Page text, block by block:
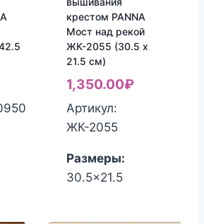
крестом PANNA
Мост над рекой
ЖК-2055 (30.5 x
21.5 см)
1,350.00₽
Артикул:
ЖК-2055
Размеры:
30.5x21.5